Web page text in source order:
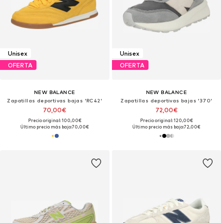
Unisex
OFERTA
NEW BALANCE
Zapatillas deportivas bajas 'RC42'
70,00€
Precio original: 100,00€
Último precio más bajo:70,00€
Unisex
OFERTA
NEW BALANCE
Zapatillas deportivas bajas '370'
72,00€
Precio original: 120,00€
Último precio más bajo:72,00€